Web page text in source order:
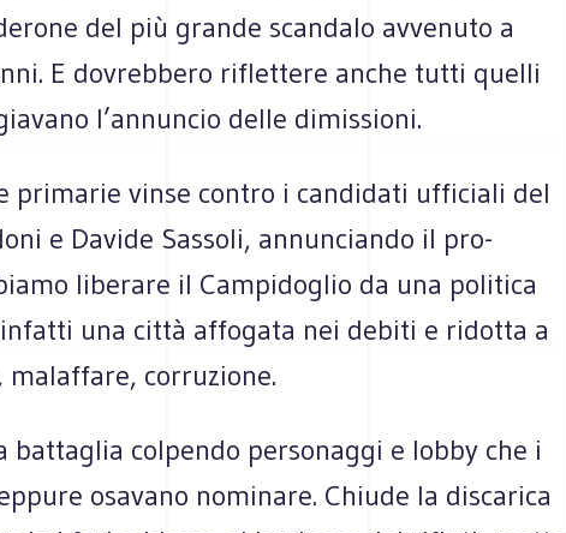
del più grande scan­dalo avve­nuto a
E dovreb­bero riflet­tere anche tutti quelli
l’annuncio delle dimissioni.
pri­ma­rie vinse con­tro i can­di­dati uffi­ciali del
e Davide Sas­soli, annun­ciando il pro­
libe­rare il Cam­pi­do­glio da una poli­tica
una città affo­gata nei debiti e ridotta a
malaf­fare, corruzione.
bat­ta­glia col­pendo per­so­naggi e lobby che i
osa­vano nomi­nare. Chiude la disca­rica